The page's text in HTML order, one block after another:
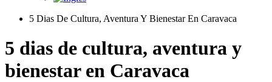
5 Dias De Cultura, Aventura Y Bienestar En Caravaca
5 dias de cultura, aventura y
bienestar en Caravaca